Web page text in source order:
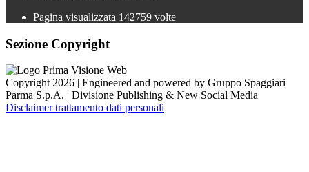
Pagina visualizzata 142759 volte
Sezione Copyright
Copyright 2026 | Engineered and powered by Gruppo Spaggiari
Parma S.p.A. | Divisione Publishing & New Social Media
Disclaimer trattamento dati personali